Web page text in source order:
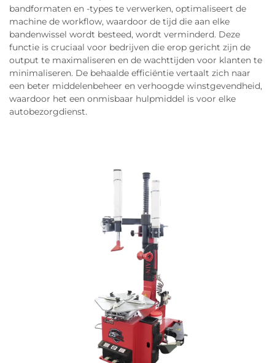
bandformaten en -types te verwerken, optimaliseert de
machine de workflow, waardoor de tijd die aan elke
bandenwissel wordt besteed, wordt verminderd. Deze
functie is cruciaal voor bedrijven die erop gericht zijn de
output te maximaliseren en de wachttijden voor klanten te
minimaliseren. De behaalde efficiëntie vertaalt zich naar
een beter middelenbeheer en verhoogde winstgevendheid,
waardoor het een onmisbaar hulpmiddel is voor elke
autobezorgdienst.